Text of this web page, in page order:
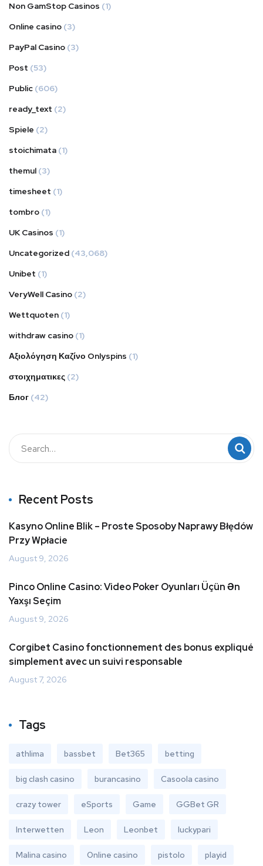
Non GamStop Casinos (1)
Online casino (3)
PayPal Casino (3)
Post (53)
Public (606)
ready_text (2)
Spiele (2)
stoichimata (1)
themul (3)
timesheet (1)
tombro (1)
UK Casinos (1)
Uncategorized (43,068)
Unibet (1)
VeryWell Casino (2)
Wettquoten (1)
withdraw casino (1)
Αξιολόγηση Καζίνο Onlyspins (1)
στοιχηματικες (2)
Блог (42)
Recent Posts
Kasyno Online Blik – Proste Sposoby Naprawy Błędów
Przy Wpłacie
August 9, 2026
Pinco Online Casino: Video Poker Oyunları Üçün Ən
Yaxşı Seçim
August 9, 2026
Corgibet Casino fonctionnement des bonus expliqué
simplement avec un suivi responsable
August 7, 2026
Tags
athlima bassbet Bet365 betting
big clash casino burancasino Casoola casino
crazy tower eSports Game GGBet GR
Interwetten Leon Leonbet luckypari
Malina casino Online casino pistolo playid